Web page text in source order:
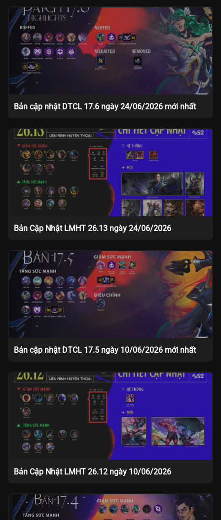
Bản cập nhật DTCL 17.6 ngày 24/06/2026 mới nhất
Bản Cập Nhật LMHT 26.13 ngày 24/06/2026
Bản cập nhật DTCL 17.5 ngày 10/06/2026 mới nhất
Bản Cập Nhật LMHT 26.12 ngày 10/06/2026